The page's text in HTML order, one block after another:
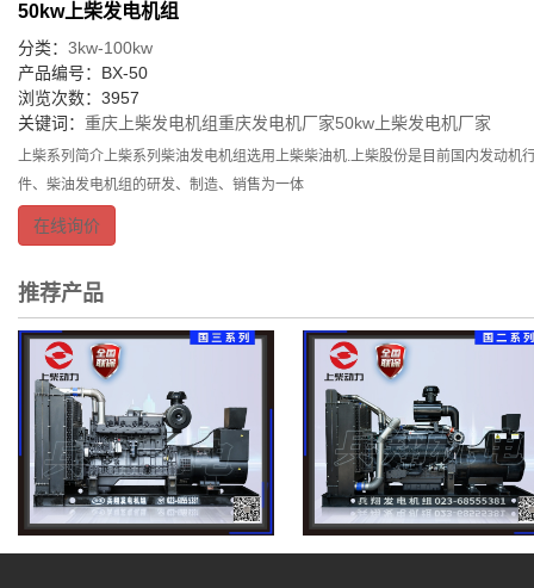
50kw上柴发电机组
分类： 3kw-100kw
产品编号：BX-50
浏览次数：3957
关键词： 重庆上柴发电机组重庆发电机厂家50kw上柴发电机厂家
上柴系列简介上柴系列柴油发电机组选用上柴柴油机.上柴股份是目前国内发动
件、柴油发电机组的研发、制造、销售为一体
在线询价
推荐产品